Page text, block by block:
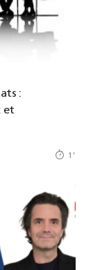
:
et
1’